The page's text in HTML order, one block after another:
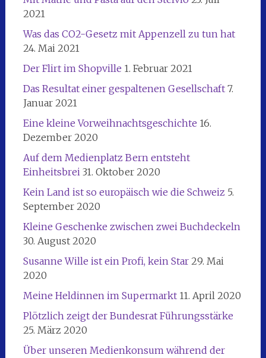
2021
Was das CO2-Gesetz mit Appenzell zu tun hat
24. Mai 2021
Der Flirt im Shopville 1. Februar 2021
Das Resultat einer gespaltenen Gesellschaft 7.
Januar 2021
Eine kleine Vorweihnachtsgeschichte 16.
Dezember 2020
Auf dem Medienplatz Bern entsteht
Einheitsbrei 31. Oktober 2020
Kein Land ist so europäisch wie die Schweiz 5.
September 2020
Kleine Geschenke zwischen zwei Buchdeckeln
30. August 2020
Susanne Wille ist ein Profi, kein Star 29. Mai
2020
Meine Heldinnen im Supermarkt 11. April 2020
Plötzlich zeigt der Bundesrat Führungsstärke
25. März 2020
Über unseren Medienkonsum während der